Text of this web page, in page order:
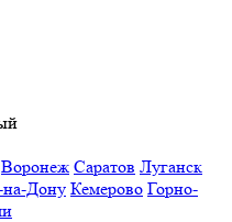
Воронеж Саратов Луганск
на-Дону Кемерово Горно-